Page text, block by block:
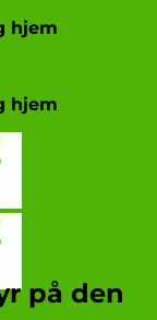
hjem
hjem
på den